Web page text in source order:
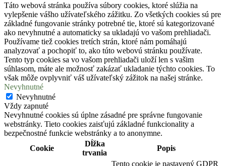
Táto webová stránka používa súbory cookies, ktoré slúžia na
vylepšenie vášho užívateľského zážitku. Zo všetkých cookies sú pre
základné fungovanie stránky potrebné tie, ktoré sú kategorizované
ako nevyhnutné a automaticky sa ukladajú vo vašom prehliadači.
Používame tiež cookies tretích strán, ktoré nám pomáhajú
analyzovať a pochopiť to, ako túto webovú stránku používate.
Tento typ cookies sa vo vašom prehliadači uloží len s vašim
súhlasom, máte ale možnosť zakázať ukladanie týchto cookies. To
však môže ovplyvniť váš užívateľský zážitok na našej stránke.
Nevyhnutné
Nevyhnutné
Vždy zapnuté
Nevyhnutné cookies sú úplne zásadné pre správne fungovanie
webstránky. Tieto cookies zaisťujú základné funkcionality a
bezpečnostné funkcie webstránky a to anonymne.
Cookie
Dĺžka
trvania
Popis
Tento cookie je nastavený GDPR